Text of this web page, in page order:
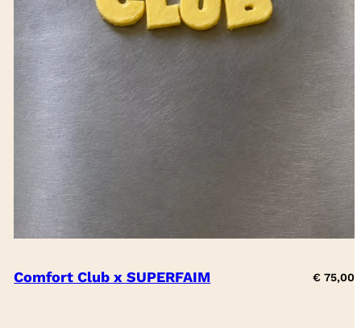
Comfort Club x SUPERFAIM €75,00